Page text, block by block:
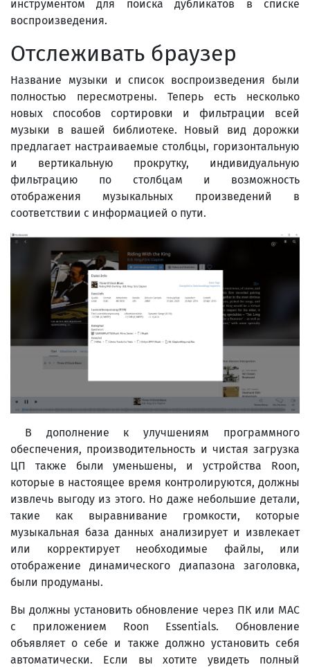
инструментом для поиска дубликатов в списке
воспроизведения.
Отслеживать браузер
Название музыки и список воспроизведения были
полностью пересмотрены. Теперь есть несколько
новых способов сортировки и фильтрации всей
музыки в вашей библиотеке. Новый вид дорожки
предлагает настраиваемые столбцы, горизонтальную
и вертикальную прокрутку, индивидуальную
фильтрацию по столбцам и возможность
отображения музыкальных произведений в
соответствии с информацией о пути.
В дополнение к улучшениям программного
обеспечения, производительность и чистая загрузка
ЦП также были уменьшены, и устройства Roon,
которые в настоящее время контролируются, должны
извлечь выгоду из этого. Но даже небольшие детали,
такие как выравнивание громкости, которые
музыкальная база данных анализирует и извлекает
или корректирует необходимые файлы, или
отображение динамического диапазона заголовка,
были продуманы.
Вы должны установить обновление через ПК или MAC
с приложением Roon Essentials. Обновление
объявляет о себе и также должно установить себя
автоматически. Если вы хотите увидеть полный